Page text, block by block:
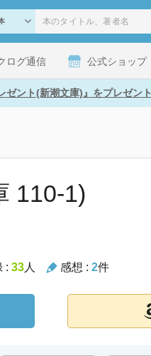
ログ通信 公式ショップ
ゼント(新潮文庫)』をプレゼント
110-1)
: 33人 感想 : 2件